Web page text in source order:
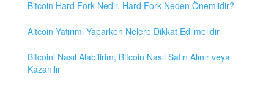
Bitcoin Hard Fork Nedir, Hard Fork Neden Önemlidir?
Altcoin Yatırımı Yaparken Nelere Dikkat Edilmelidir
Bitcoini Nasıl Alabilirim, Bitcoin Nasıl Satın Alınır veya
Kazanılır